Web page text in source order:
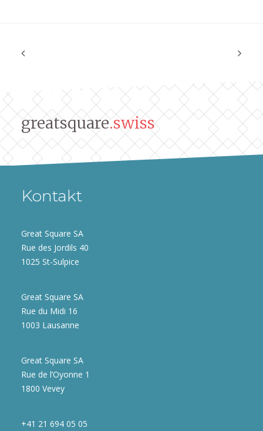
greatsquare.swiss
Kontakt
Great Square SA
Rue des Jordils 40
1025 St-Sulpice
Great Square SA
Rue du Midi 16
1003 Lausanne
Great Square SA
Rue de l’Oyonne 1
1800 Vevey
+41 21 694 05 05